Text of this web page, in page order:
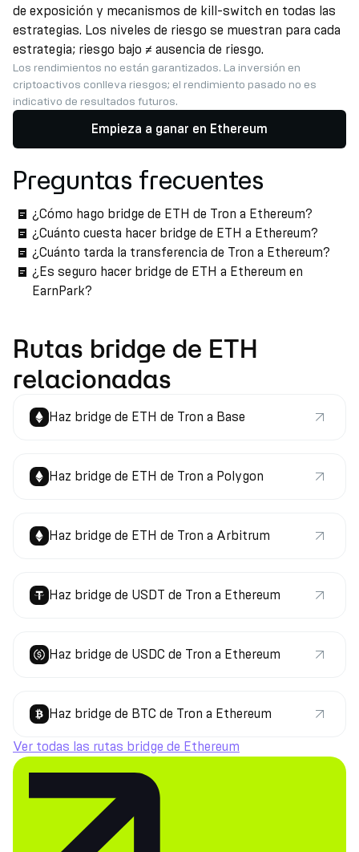
de exposición y mecanismos de kill-switch en todas las
estrategias. Los niveles de riesgo se muestran para cada
estrategia; riesgo bajo ≠ ausencia de riesgo.
Los rendimientos no están garantizados. La inversión en
criptoactivos conlleva riesgos; el rendimiento pasado no es
indicativo de resultados futuros.
Empieza a ganar en Ethereum
Preguntas frecuentes
¿Cómo hago bridge de ETH de Tron a Ethereum?
¿Cuánto cuesta hacer bridge de ETH a Ethereum?
¿Cuánto tarda la transferencia de Tron a Ethereum?
¿Es seguro hacer bridge de ETH a Ethereum en
EarnPark?
Rutas bridge de ETH
relacionadas
Haz bridge de ETH de Tron a Base
Haz bridge de ETH de Tron a Polygon
Haz bridge de ETH de Tron a Arbitrum
Haz bridge de USDT de Tron a Ethereum
Haz bridge de USDC de Tron a Ethereum
Haz bridge de BTC de Tron a Ethereum
Ver todas las rutas bridge de Ethereum